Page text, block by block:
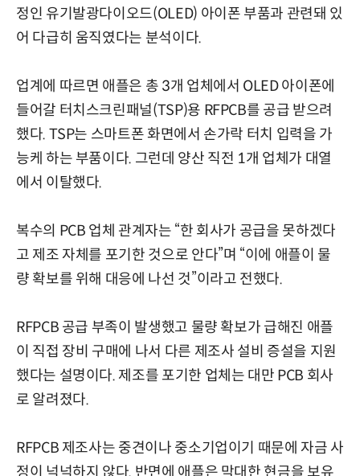
정인 유기발광다이오드(OLED) 아이폰 부품과 관련돼 있
어 다급히 움직였다는 분석이다.
업계에 따르면 애플은 총 3개 업체에서 OLED 아이폰에
들어갈 터치스크린패널(TSP)용 RFPCB를 공급 받으려
했다. TSP는 스마트폰 화면에서 손가락 터치 입력을 가
능케 하는 부품이다. 그런데 양산 직전 1개 업체가 대열
에서 이탈했다.
복수의 PCB 업체 관계자는 “한 회사가 공급을 못하겠다
고 제조 자체를 포기한 것으로 안다”며 “이에 애플이 물
량 확보를 위해 대응에 나선 것”이라고 전했다.
RFPCB 공급 부족이 발생했고 물량 확보가 급해진 애플
이 직접 장비 구매에 나서 다른 제조사 설비 증설을 지원
했다는 설명이다. 제조를 포기한 업체는 대만 PCB 회사
로 알려졌다.
RFPCB 제조사는 중견이나 중소기업이기 때문에 자금 사
정이 넉넉하지 않다. 반면에 애플은 막대한 현금을 보유